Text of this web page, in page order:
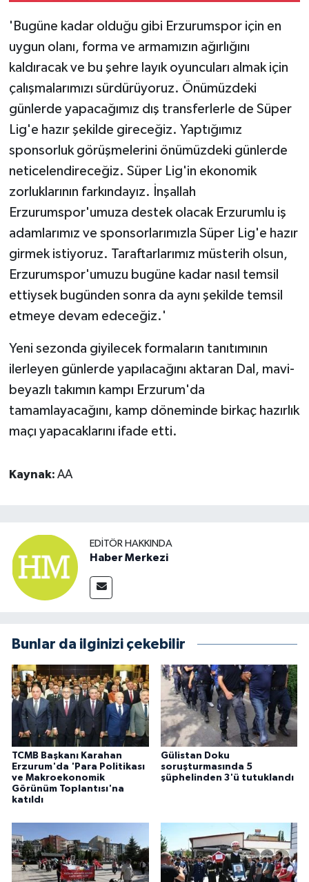
'Bugüne kadar olduğu gibi Erzurumspor için en
uygun olanı, forma ve armamızın ağırlığını
kaldıracak ve bu şehre layık oyuncuları almak için
çalışmalarımızı sürdürüyoruz. Önümüzdeki
günlerde yapacağımız dış transferlerle de Süper
Lig'e hazır şekilde gireceğiz. Yaptığımız
sponsorluk görüşmelerini önümüzdeki günlerde
neticelendireceğiz. Süper Lig'in ekonomik
zorluklarının farkındayız. İnşallah
Erzurumspor'umuza destek olacak Erzurumlu iş
adamlarımız ve sponsorlarımızla Süper Lig'e hazır
girmek istiyoruz. Taraftarlarımız müsterih olsun,
Erzurumspor'umuzu bugüne kadar nasıl temsil
ettiysek bugünden sonra da aynı şekilde temsil
etmeye devam edeceğiz.'
Yeni sezonda giyilecek formaların tanıtımının
ilerleyen günlerde yapılacağını aktaran Dal, mavi-
beyazlı takımın kampı Erzurum'da
tamamlayacağını, kamp döneminde birkaç hazırlık
maçı yapacaklarını ifade etti.
Kaynak: AA
EDITÖR HAKKINDA
Haber Merkezi
Bunlar da ilginizi çekebilir
TCMB Başkanı Karahan
Erzurum'da 'Para Politikası
ve Makroekonomik
Görünüm Toplantısı'na
katıldı
Gülistan Doku
soruşturmasında 5
şüphelinden 3'ü tutuklandı